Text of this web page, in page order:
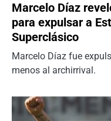
Marcelo Díaz
para expulsar a
Superclásico
Marcelo Díaz fue
menos al archirrival.